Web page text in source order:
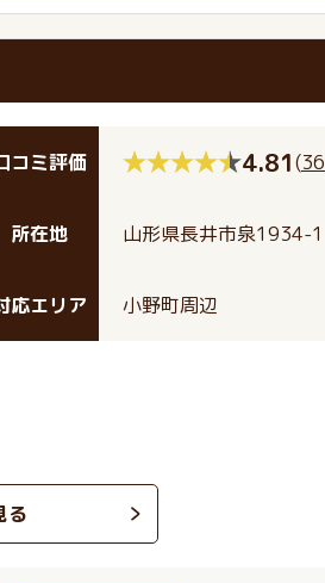
コミ評価 4.81(36
所在地 山形県長井市泉1934-1
応エリア 小野町周辺
る